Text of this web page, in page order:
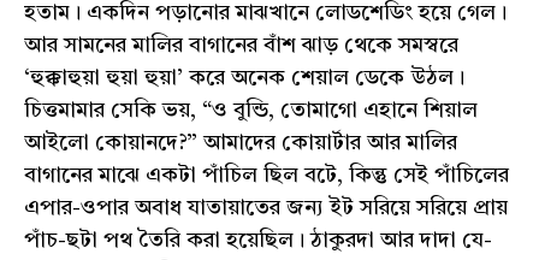
হতাম। একদিন পড়ানোর মাঝখানে লোডশেডিং হয়ে গেল।
আর সামনের মালির বাগানের বাঁশ ঝাড় থেকে সমস্বরে
‘হুক্কাহুয়া হুয়া হুয়া’ করে অনেক শেয়াল ডেকে উঠল।
চিত্তমামার সেকি ভয়, “ও বুন্ডি, তোমাগো এহানে শিয়াল
আইলো কোয়ানদে?” আমাদের কোয়ার্টার আর মালির
বাগানের মাঝে একটা পাঁচিল ছিল বটে, কিন্তু সেই পাঁচিলের
এপার-ওপার অবাধ যাতায়াতের জন্য ইট সরিয়ে সরিয়ে প্রায়
পাঁচ-ছটা পথ তৈরি করা হয়েছিল। ঠাকুরদা আর দাদা যে-